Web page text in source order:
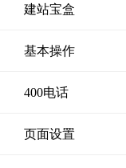
建站宝盒
基本操作
400电话
页面设置